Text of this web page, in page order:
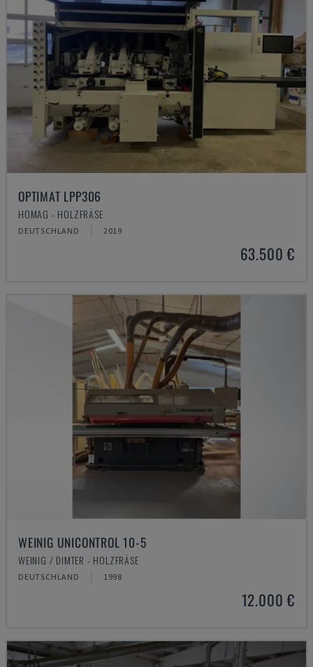
OPTIMAT LPP306
HOMAG - HOLZFRÄSE
DEUTSCHLAND 2019
63.500 €
WEINIG UNICONTROL 10-5
WEINIG / DIMTER - HOLZFRÄSE
DEUTSCHLAND 1998
12.000 €